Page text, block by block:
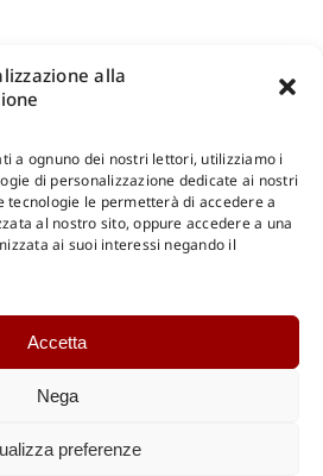
alla
a ognuno dei nostri lettori, utilizziamo i
di personalizzazione dedicate ai nostri
tecnologie le permetterà di accedere a
al nostro sito, oppure accedere a una
ai suoi interessi negando il
Accetta
Nega
preferenze
Pagamenti Sicuri e anche Rateali
Catalogo Online
Catalogo Internazionale
Catalogo Internazionale